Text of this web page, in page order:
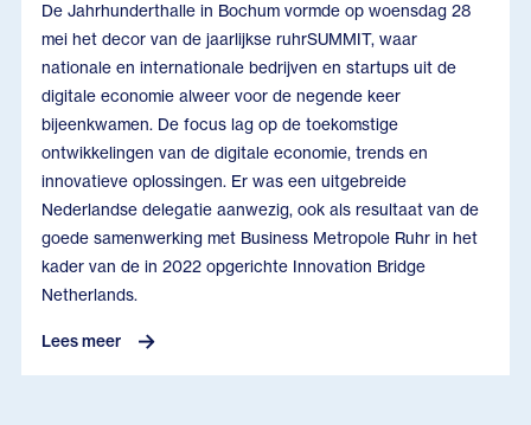
De Jahrhunderthalle in Bochum vormde op woensdag 28
mei het decor van de jaarlijkse ruhrSUMMIT, waar
nationale en internationale bedrijven en startups uit de
digitale economie alweer voor de negende keer
bijeenkwamen. De focus lag op de toekomstige
ontwikkelingen van de digitale economie, trends en
innovatieve oplossingen. Er was een uitgebreide
Nederlandse delegatie aanwezig, ook als resultaat van de
goede samenwerking met Business Metropole Ruhr in het
kader van de in 2022 opgerichte Innovation Bridge
Netherlands.
Lees meer